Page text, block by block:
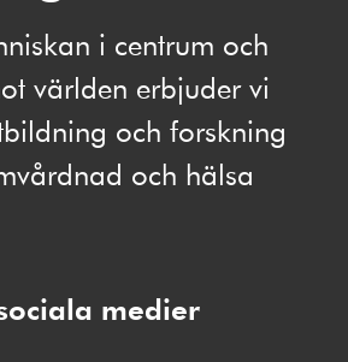
i centrum och
världen erbjuder vi
och forskning
och hälsa
medier